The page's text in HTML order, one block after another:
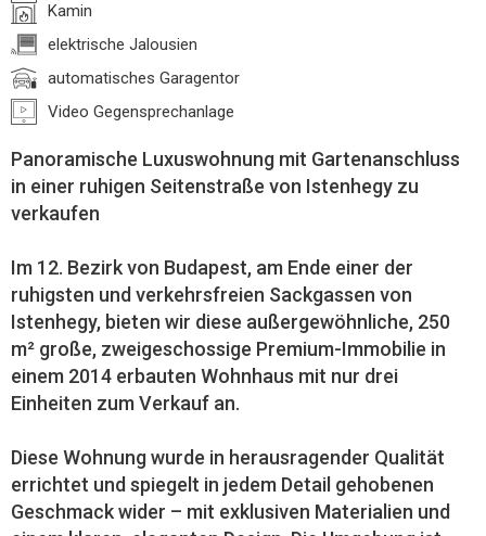
Kamin
elektrische Jalousien
automatisches Garagentor
Video Gegensprechanlage
Panoramische Luxuswohnung mit Gartenanschluss
in einer ruhigen Seitenstraße von Istenhegy zu
verkaufen
Im 12. Bezirk von Budapest, am Ende einer der
ruhigsten und verkehrsfreien Sackgassen von
Istenhegy, bieten wir diese außergewöhnliche, 250
m² große, zweigeschossige Premium-Immobilie in
einem 2014 erbauten Wohnhaus mit nur drei
Einheiten zum Verkauf an.
Diese Wohnung wurde in herausragender Qualität
errichtet und spiegelt in jedem Detail gehobenen
Geschmack wider – mit exklusiven Materialien und